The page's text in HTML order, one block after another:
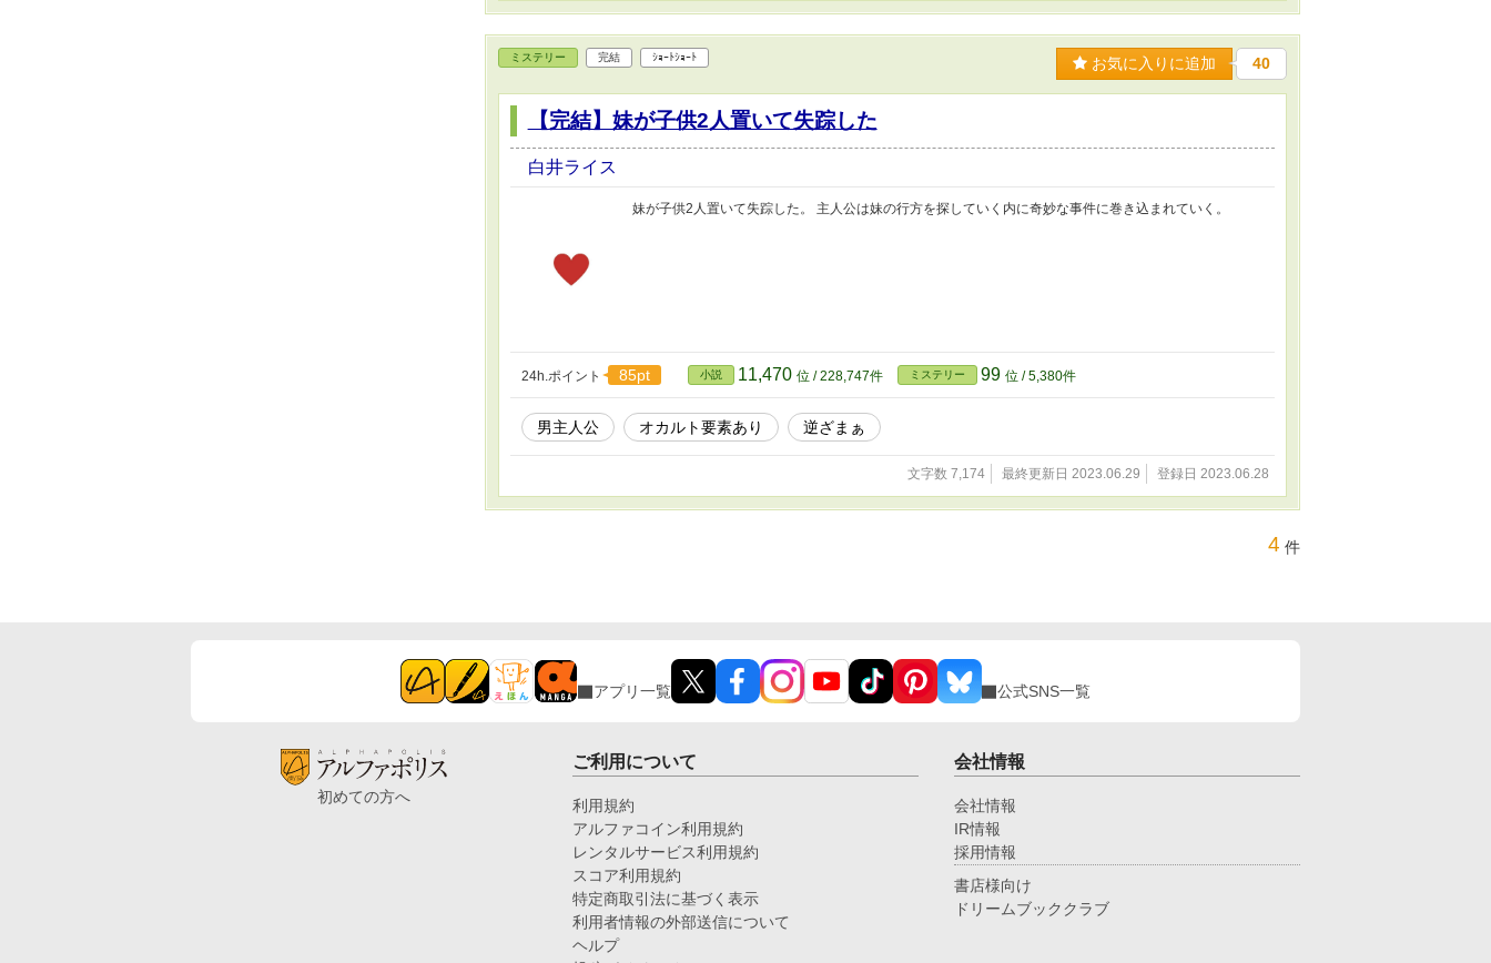
ミステリー 完結 ｼｮｰﾄｼｮｰﾄ お気に入りに追加 40
【完結】妹が子供2人置いて失踪した
白井ライス
妹が子供2人置いて失踪した。 主人公は妹の行方を探していく内に奇妙な事件に巻き込まれていく。
24h.ポイント 85pt 小説 11,470 位 / 228,747件 ミステリー 99 位 / 5,380件
男主人公 オカルト要素あり 逆ざまぁ
文字数 7,174 最終更新日 2023.06.29 登録日 2023.06.28
4 件
アプリ一覧 公式SNS一覧
初めての方へ
ご利用について
利用規約
アルファコイン利用規約
レンタルサービス利用規約
スコア利用規約
特定商取引法に基づく表示
利用者情報の外部送信について
ヘルプ
会社情報
会社情報
IR情報
採用情報
書店様向け
ドリームブッククラブ